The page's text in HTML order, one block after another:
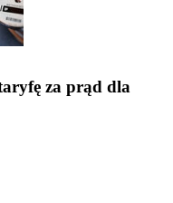
za prąd dla